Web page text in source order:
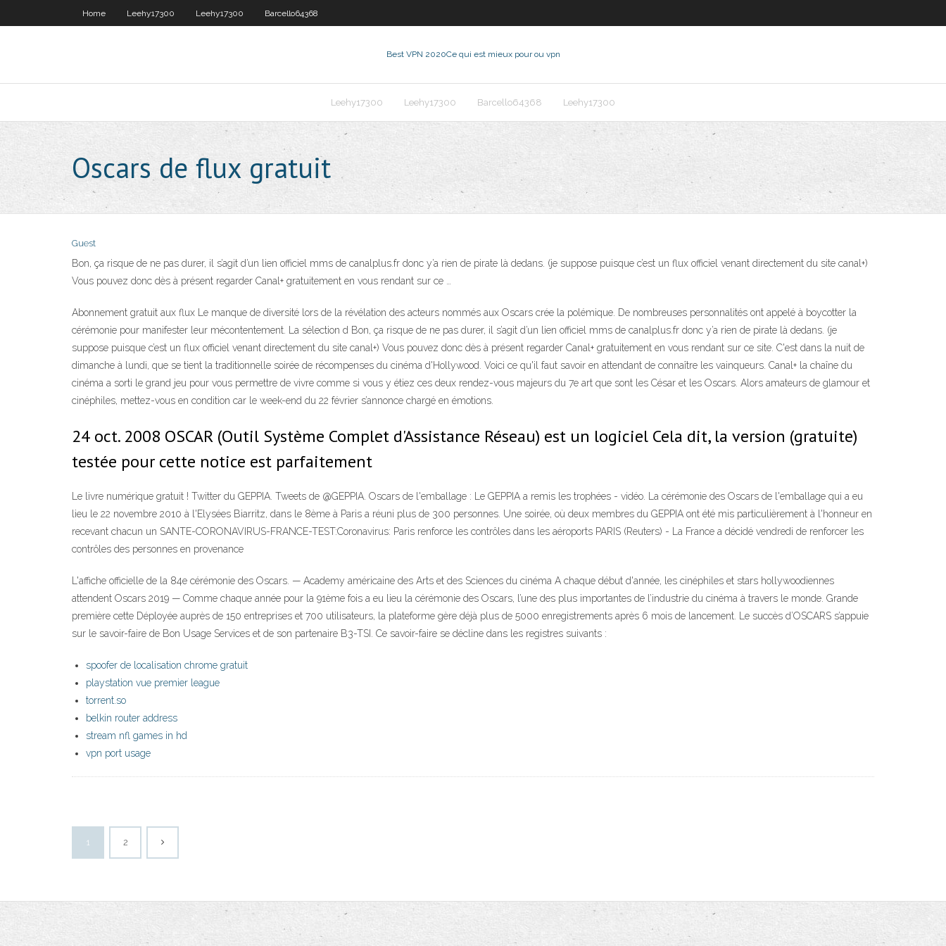
Home Leehy17300 Leehy17300 Barcello64368
Best VPN 2020Ce qui est mieux pour ou vpn
Leehy17300 Leehy17300 Barcello64368 Leehy17300
Oscars de flux gratuit
Guest
Bon, ça risque de ne pas durer, il s’agit d’un lien officiel mms de canalplus.fr donc y’a rien de pirate là dedans. (je suppose puisque c’est un flux officiel venant directement du site canal+)
Vous pouvez donc dès à présent regarder Canal+ gratuitement en vous rendant sur ce …
Abonnement gratuit aux flux Le manque de diversité lors de la révélation des acteurs nommés aux Oscars crée la polémique. De nombreuses personnalités ont appelé à boycotter la
cérémonie pour manifester leur mécontentement. La sélection d Bon, ça risque de ne pas durer, il s’agit d’un lien officiel mms de canalplus.fr donc y’a rien de pirate là dedans. (je
suppose puisque c’est un flux officiel venant directement du site canal+) Vous pouvez donc dès à présent regarder Canal+ gratuitement en vous rendant sur ce site. C'est dans la nuit de
dimanche à lundi, que se tient la traditionnelle soirée de récompenses du cinéma d'Hollywood. Voici ce qu'il faut savoir en attendant de connaître les vainqueurs. Canal+ la chaîne du
cinéma a sorti le grand jeu pour vous permettre de vivre comme si vous y étiez ces deux rendez-vous majeurs du 7e art que sont les César et les Oscars. Alors amateurs de glamour et
cinéphiles, mettez-vous en condition car le week-end du 22 février s’annonce chargé en émotions.
24 oct. 2008 OSCAR (Outil Système Complet d'Assistance Réseau) est un logiciel Cela dit, la version (gratuite)
testée pour cette notice est parfaitement
Le livre numérique gratuit ! Twitter du GEPPIA. Tweets de @GEPPIA. Oscars de l'emballage : Le GEPPIA a remis les trophées - vidéo. La cérémonie des Oscars de l'emballage qui a eu
lieu le 22 novembre 2010 à l'Elysées Biarritz, dans le 8ème à Paris a réuni plus de 300 personnes. Une soirée, où deux membres du GEPPIA ont été mis particulièrement à l'honneur en
recevant chacun un SANTE-CORONAVIRUS-FRANCE-TEST:Coronavirus: Paris renforce les contrôles dans les aéroports PARIS (Reuters) - La France a décidé vendredi de renforcer les
contrôles des personnes en provenance
L'affiche officielle de la 84e cérémonie des Oscars. — Academy américaine des Arts et des Sciences du cinéma A chaque début d'année, les cinéphiles et stars hollywoodiennes
attendent Oscars 2019 — Comme chaque année pour la 91ème fois a eu lieu la cérémonie des Oscars, l’une des plus importantes de l’industrie du cinéma à travers le monde. Grande
première cette Déployée auprès de 150 entreprises et 700 utilisateurs, la plateforme gère déjà plus de 5000 enregistrements après 6 mois de lancement. Le succès d’OSCARS s’appuie
sur le savoir-faire de Bon Usage Services et de son partenaire B3-TSI. Ce savoir-faire se décline dans les registres suivants :
spoofer de localisation chrome gratuit
playstation vue premier league
torrent.so
belkin router address
stream nfl games in hd
vpn port usage
1 2